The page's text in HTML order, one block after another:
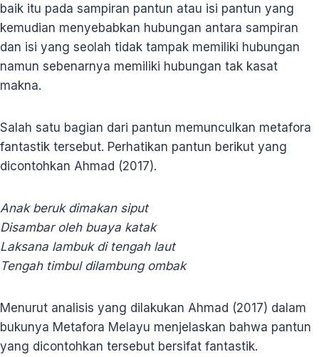
baik itu pada sampiran pantun atau isi pantun yang
kemudian menyebabkan hubungan antara sampiran
dan isi yang seolah tidak tampak memiliki hubungan
namun sebenarnya memiliki hubungan tak kasat
makna.
Salah satu bagian dari pantun memunculkan metafora
fantastik tersebut. Perhatikan pantun berikut yang
dicontohkan Ahmad (2017).
Anak beruk dimakan siput
Disambar oleh buaya katak
Laksana lambuk di tengah laut
Tengah timbul dilambung ombak
Menurut analisis yang dilakukan Ahmad (2017) dalam
bukunya Metafora Melayu menjelaskan bahwa pantun
yang dicontohkan tersebut bersifat fantastik.